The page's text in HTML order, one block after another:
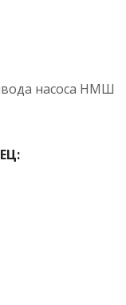
насоса НМШ